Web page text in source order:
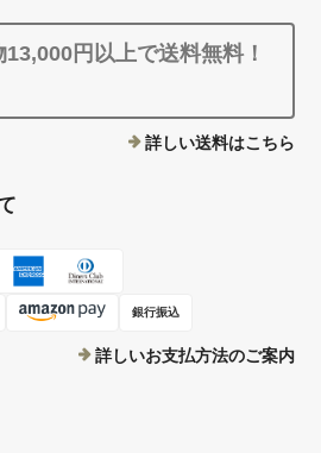
13,000円以上で送料無料！
詳しい送料はこちら
銀行振込
詳しいお支払方法のご案内